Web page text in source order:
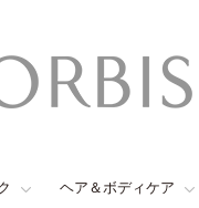
ヘア＆ボディケア